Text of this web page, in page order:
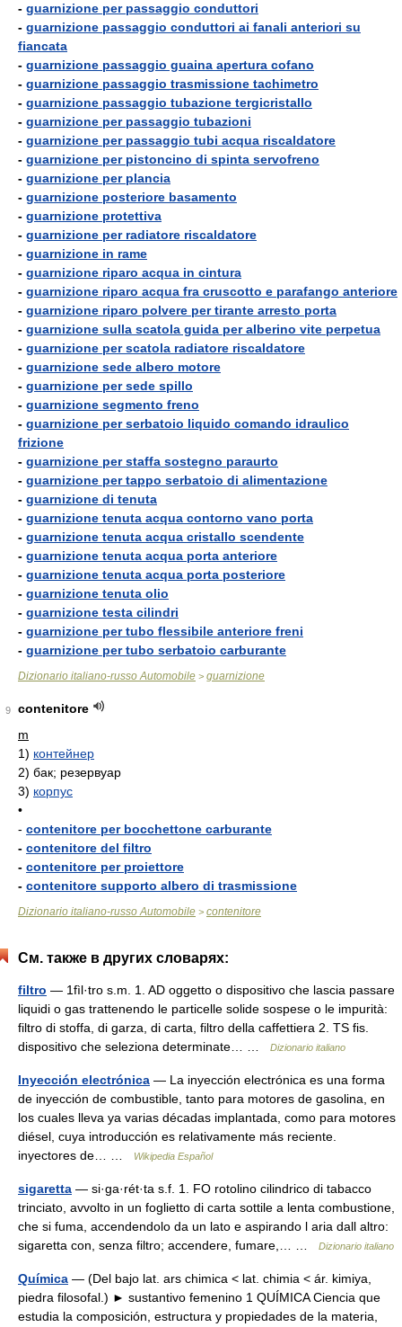
- guarnizione per passaggio conduttori
- guarnizione passaggio conduttori ai fanali anteriori su
fiancata
- guarnizione passaggio guaina apertura cofano
- guarnizione passaggio trasmissione tachimetro
- guarnizione passaggio tubazione tergicristallo
- guarnizione per passaggio tubazioni
- guarnizione per passaggio tubi acqua riscaldatore
- guarnizione per pistoncino di spinta servofreno
- guarnizione per plancia
- guarnizione posteriore basamento
- guarnizione protettiva
- guarnizione per radiatore riscaldatore
- guarnizione in rame
- guarnizione riparo acqua in cintura
- guarnizione riparo acqua fra cruscotto e parafango anteriore
- guarnizione riparo polvere per tirante arresto porta
- guarnizione sulla scatola guida per alberino vite perpetua
- guarnizione per scatola radiatore riscaldatore
- guarnizione sede albero motore
- guarnizione per sede spillo
- guarnizione segmento freno
- guarnizione per serbatoio liquido comando idraulico
frizione
- guarnizione per staffa sostegno paraurto
- guarnizione per tappo serbatoio di alimentazione
- guarnizione di tenuta
- guarnizione tenuta acqua contorno vano porta
- guarnizione tenuta acqua cristallo scendente
- guarnizione tenuta acqua porta anteriore
- guarnizione tenuta acqua porta posteriore
- guarnizione tenuta olio
- guarnizione testa cilindri
- guarnizione per tubo flessibile anteriore freni
- guarnizione per tubo serbatoio carburante
Dizionario italiano-russo Automobile > guarnizione
9
contenitore
m
1) контейнер
2) бак; резервуар
3) корпус
•
- contenitore per bocchettone carburante
- contenitore del filtro
- contenitore per proiettore
- contenitore supporto albero di trasmissione
Dizionario italiano-russo Automobile > contenitore
См. также в других словарях:
filtro — 1fìl·tro s.m. 1. AD oggetto o dispositivo che lascia passare
liquidi o gas trattenendo le particelle solide sospese o le impurità:
filtro di stoffa, di garza, di carta, filtro della caffettiera 2. TS fis.
dispositivo che seleziona determinate… …
Dizionario italiano
Inyección electrónica — La inyección electrónica es una forma
de inyección de combustible, tanto para motores de gasolina, en
los cuales lleva ya varias décadas implantada, como para motores
diésel, cuya introducción es relativamente más reciente.
inyectores de… …
Wikipedia Español
sigaretta — si·ga·rét·ta s.f. 1. FO rotolino cilindrico di tabacco
trinciato, avvolto in un foglietto di carta sottile a lenta combustione,
che si fuma, accendendolo da un lato e aspirando l aria dall altro:
sigaretta con, senza filtro; accendere, fumare,… …
Dizionario italiano
Química — (Del bajo lat. ars chimica < lat. chimia < ár. kimiya,
piedra filosofal.) ► sustantivo femenino 1 QUÍMICA Ciencia que
estudia la composición, estructura y propiedades de la materia,